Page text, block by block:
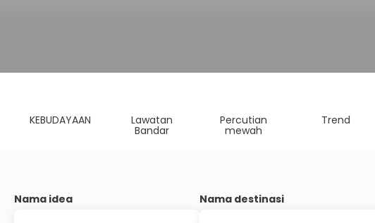
KEBUDAYAAN Lawatan
Bandar
Percutian
mewah
Trend
Nama idea Nama destinasi